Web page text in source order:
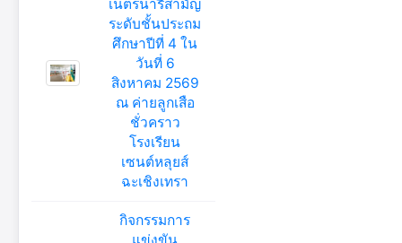
เนตรนารีสามัญ
ระดับชั้นประถม
ศึกษาปีที่ 4 ใน
วันที่ 6
สิงหาคม 2569
ณ ค่ายลูกเสือ
ชั่วคราว
โรงเรียน
เซนต์หลุยส์
ฉะเชิงเทรา
กิจกรรมการ